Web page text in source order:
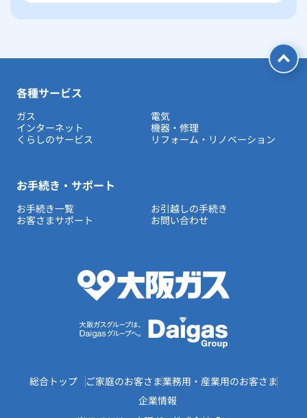
各種サービス
ガス
電気
インターネット
機器・修理
くらしのサービス
リフォーム・リノベーション
お手続き・サポート
お手続き一覧
お引越しの手続き
お客さまサポート
お問い合わせ
総合トップ ご家庭のお客さま業務用・産業用のお客さま
企業情報